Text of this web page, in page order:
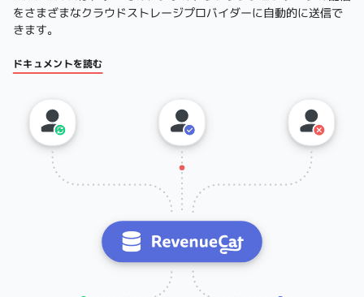
をさまざまなクラウドストレージプロバイダーに自動的に送信で
きます。
ドキュメントを読む